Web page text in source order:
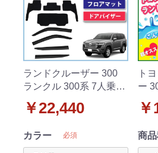
ランドクルーザー 300
ランクル 300系 7人乗り
ザー DXシリーズ 社外新
￥22,440
カラー 必須
ト
ー
ゲ
商